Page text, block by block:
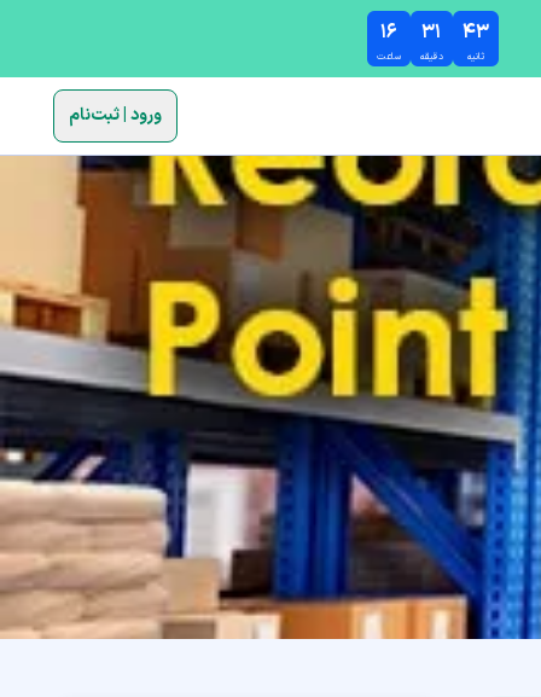
۱۶
ساعت
۳۱
دقیقه
۴۱
ثانیه
ورود | ثبت‌نام